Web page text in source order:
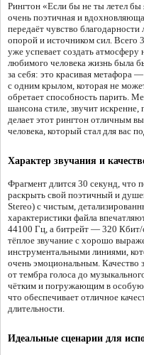
Рингтон «Если бы не ты летел
очень поэтичная и
передаёт чувство
опорой и источником сил. Всего
уже успевает создать атмосферу
любимого человека жизнь была
за себя: это красивая метафора
с одним крылом, которая не
обретает способность парить.
шансона стиле, звучит
делает этот рингтон отличным
человека, который стал для вас
Характер звучания и
Фрагмент длится 30 секунд, что
раскрыть свой поэтичный и
Stereo) с чистым,
характеристики файла
44100 Гц, а битрейт — 320 Кбит/
тёплое звучание с хорошо
инструментальными линиями,
очень эмоциональным. Качество
от тембра голоса до
чётким и погружающим в
что обеспечивает отличное
длительности.
Идеальные сценарии для